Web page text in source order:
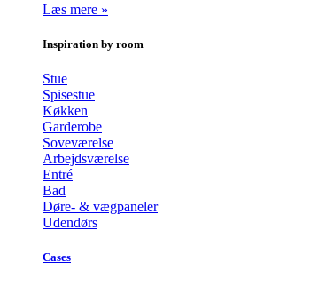
Læs mere »
Inspiration by room
Stue
Spisestue
Køkken
Garderobe
Soveværelse
Arbejdsværelse
Entré
Bad
Døre- & vægpaneler
Udendørs
Cases